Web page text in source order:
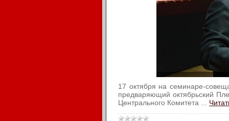
17 октября на семинаре-
предваряющий октябрьский
Центрального Комитета ...